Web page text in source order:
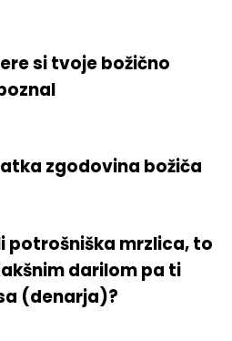
si tvoje božično
zgodovina božiča
potrošniška mrzlica, to
darilom pa ti
(denarja)?